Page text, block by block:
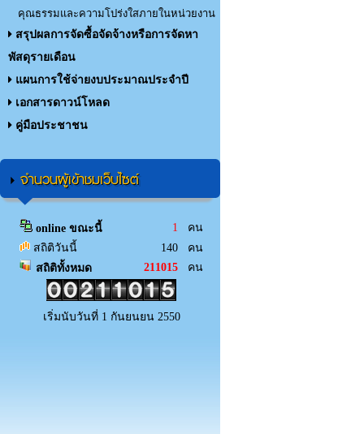
คุณธรรมและความโปร่งใสภายในหน่วยงาน
สรุปผลการจัดซื้อจัดจ้างหรือการจัดหา
พัสดุรายเดือน
แผนการใช้จ่ายงบประมาณประจำปี
เอกสารดาวน์โหลด
คู่มือประชาชน
จำนวนผู้เข้าชมเว็บไซต์
online ขณะนี้ 1 คน
สถิติวันนี้
140 คน
สถิติทั้งหมด
211015 คน
เริ่มนับวันที่ 1 กันยนยน 2550